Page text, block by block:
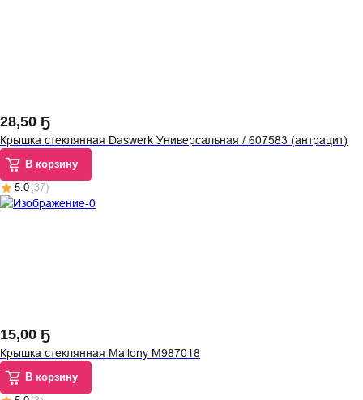
28,50 Ҕ
Крышка стеклянная Daswerk Универсальная / 607583 (антрацит)
В корзину
5.0 (37)
15,00 Ҕ
Крышка стеклянная Mallony M987018
В корзину